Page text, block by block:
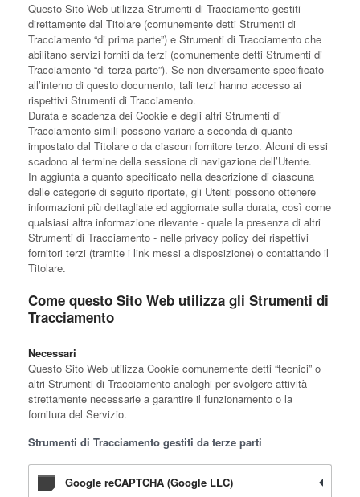
Questo Sito Web utilizza Strumenti di Tracciamento gestiti
direttamente dal Titolare (comunemente detti Strumenti di
Tracciamento “di prima parte”) e Strumenti di Tracciamento che
abilitano servizi forniti da terzi (comunemente detti Strumenti di
Tracciamento “di terza parte”). Se non diversamente specificato
all’interno di questo documento, tali terzi hanno accesso ai
rispettivi Strumenti di Tracciamento.
Durata e scadenza dei Cookie e degli altri Strumenti di
Tracciamento simili possono variare a seconda di quanto
impostato dal Titolare o da ciascun fornitore terzo. Alcuni di essi
scadono al termine della sessione di navigazione dell’Utente.
In aggiunta a quanto specificato nella descrizione di ciascuna
delle categorie di seguito riportate, gli Utenti possono ottenere
informazioni più dettagliate ed aggiornate sulla durata, così come
qualsiasi altra informazione rilevante - quale la presenza di altri
Strumenti di Tracciamento - nelle privacy policy dei rispettivi
fornitori terzi (tramite i link messi a disposizione) o contattando il
Titolare.
Come questo Sito Web utilizza gli Strumenti di
Tracciamento
Necessari
Questo Sito Web utilizza Cookie comunemente detti “tecnici” o
altri Strumenti di Tracciamento analoghi per svolgere attività
strettamente necessarie a garantire il funzionamento o la
fornitura del Servizio.
Strumenti di Tracciamento gestiti da terze parti
Google reCAPTCHA (Google LLC)